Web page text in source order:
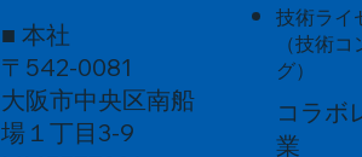
■ 本社
〒542-0081
大阪市中央区南船
場１丁目3-9
技術ライ
（技術
グ）
コラボ
業